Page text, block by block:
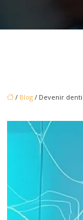
/ Blog / Devenir